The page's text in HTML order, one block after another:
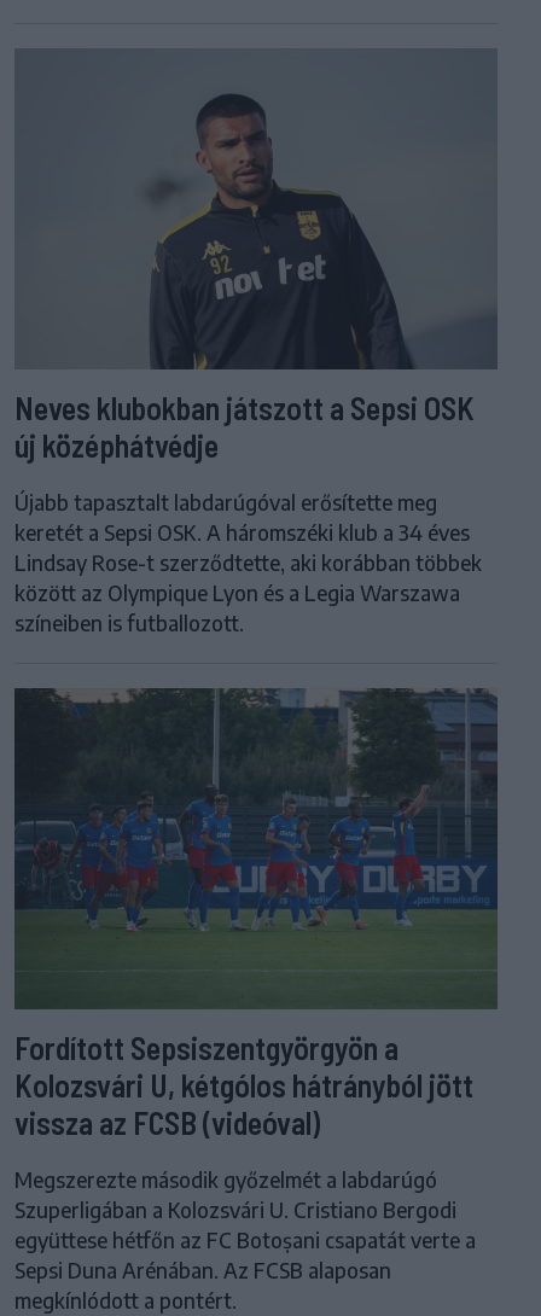
Neves klubokban játszott a Sepsi OSK
új középhátvédje
Újabb tapasztalt labdarúgóval erősítette meg
keretét a Sepsi OSK. A háromszéki klub a 34 éves
Lindsay Rose-t szerződtette, aki korábban többek
között az Olympique Lyon és a Legia Warszawa
színeiben is futballozott.
Fordított Sepsiszentgyörgyön a
Kolozsvári U, kétgólos hátrányból jött
vissza az FCSB (videóval)
Megszerezte második győzelmét a labdarúgó
Szuperligában a Kolozsvári U. Cristiano Bergodi
együttese hétfőn az FC Botoșani csapatát verte a
Sepsi Duna Arénában. Az FCSB alaposan
megkínlódott a pontért.